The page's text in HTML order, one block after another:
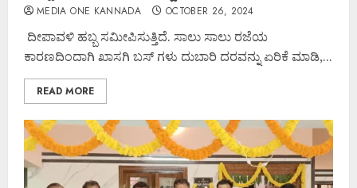
MEDIA ONE KANNADA OCTOBER 26, 2024
ದೀಪಾವಳಿ ಹಬ್ಬ ಸಮೀಪಿಸುತ್ತಿದೆ. ಸಾಲು ಸಾಲು ರಜೆಯ
ಕಾರಣದಿಂದಾಗಿ ಖಾಸಗಿ ಬಸ್ ಗಳು ದುಬಾರಿ ದರವನ್ನು ಏರಿಕೆ ಮಾಡಿ,...
READ MORE